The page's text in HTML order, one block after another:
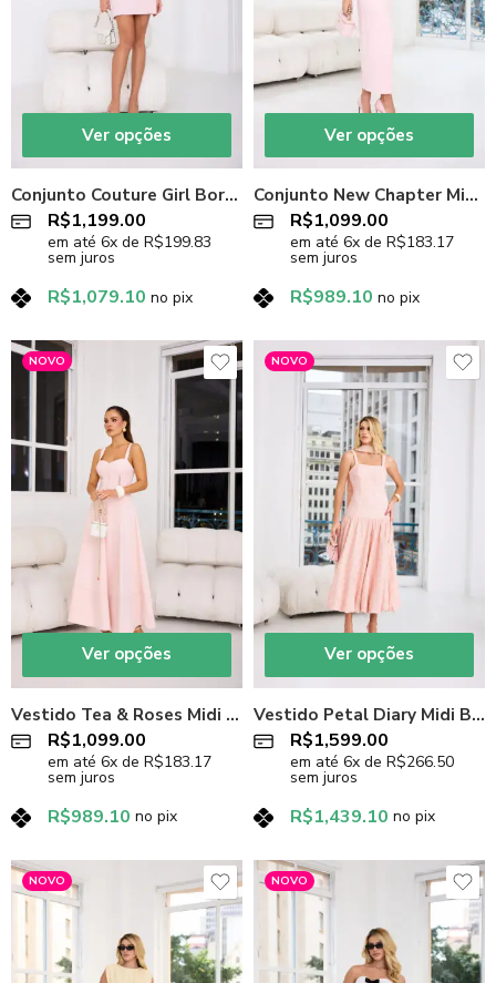
Ver opções
Conjunto Couture Girl Bordado em Crepe Rosa Candy
R$1,199.00
em até 6x de R$199.83
sem juros
R$1,079.10 no pix
Ver opções
Conjunto New Chapter Midi em Crepe Rosa Candy
R$1,099.00
em até 6x de R$183.17
sem juros
R$989.10 no pix
NOVO
Ver opções
Vestido Tea & Roses Midi Rodado em Crepe Rosa Candy
R$1,099.00
em até 6x de R$183.17
sem juros
R$989.10 no pix
NOVO
Ver opções
Vestido Petal Diary Midi Balonê em Tecido Telado Bege e Rosa
R$1,599.00
em até 6x de R$266.50
sem juros
R$1,439.10 no pix
NOVO NOVO